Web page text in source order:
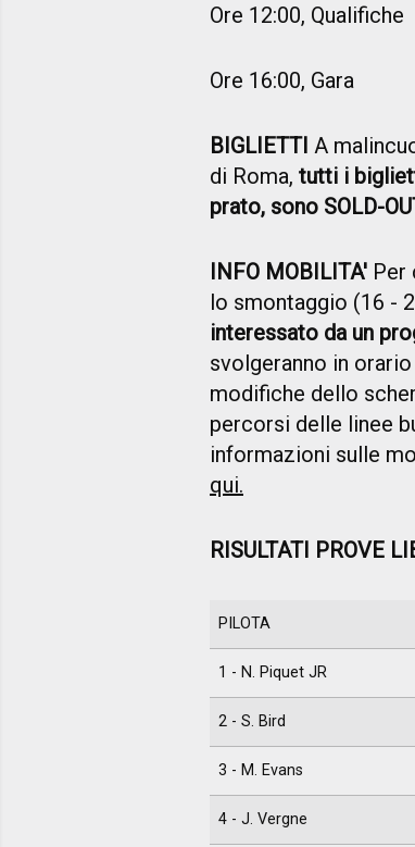
Ore 12:00, Qualifiche
Ore 16:00, Gara
BIGLIETTI A
di Roma, tutti i
prato, sono SOLD-
INFO MOBILITA' Per
lo smontaggio (16 -
interessato da un
svolgeranno in
modifiche dello
percorsi delle linee
informazioni sulle
qui.
RISULTATI PROVE
PILOTA
1 - N. Piquet JR
2 - S. Bird
3 - M. Evans
4 - J. Vergne